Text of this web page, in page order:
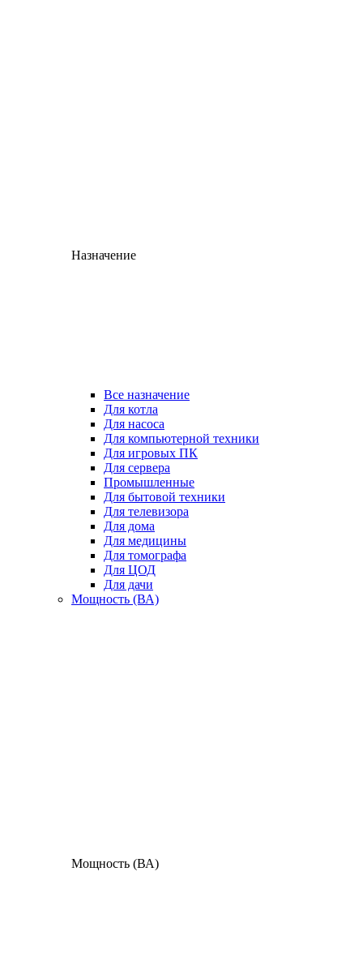
Назначение
Все назначение
Для котла
Для насоса
Для компьютерной техники
Для игровых ПК
Для сервера
Промышленные
Для бытовой техники
Для телевизора
Для дома
Для медицины
Для томографа
Для ЦОД
Для дачи
Мощность (ВА)
Мощность (ВА)